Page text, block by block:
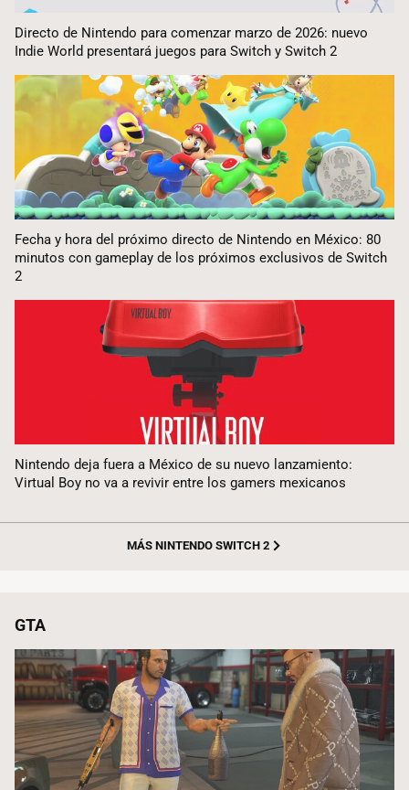
Directo de Nintendo para comenzar marzo de 2026: nuevo
Indie World presentará juegos para Switch y Switch 2
Fecha y hora del próximo directo de Nintendo en México: 80
minutos con gameplay de los próximos exclusivos de Switch
2
Nintendo deja fuera a México de su nuevo lanzamiento:
Virtual Boy no va a revivir entre los gamers mexicanos
MÁS NINTENDO SWITCH 2
GTA